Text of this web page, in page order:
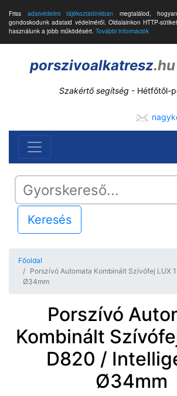
Friss adatvédelmi tájékoztatónkban megtalálod, hogyan
gondoskodunk adataid védelméről. Oldalainkon HTTP-sütiket
használunk a jobb működésért. További információk
porszivoalkatresz.hu
Szakértő segítség - Hétfőtől-
Keresés
Főoldal
Porszívó Automata Kombinált Szívófej LUX
Ø34mm
Porszívó
Kombinált
D820 /
Ø34mm